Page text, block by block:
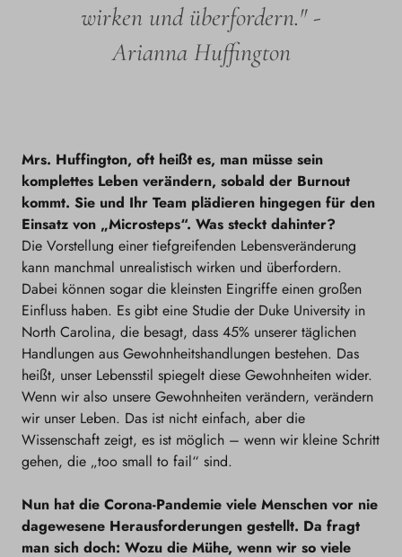
wirken und überfordern." -
Arianna Huffington
Mrs. Huffington, oft heißt es, man müsse sein
komplettes Leben verändern, sobald der Burnout
kommt. Sie und Ihr Team plädieren hingegen für den
Einsatz von „Microsteps“. Was steckt dahinter?
Die Vorstellung einer tiefgreifenden Lebensveränderung
kann manchmal unrealistisch wirken und überfordern.
Dabei können sogar die kleinsten Eingriffe einen großen
Einfluss haben. Es gibt eine Studie der Duke University in
North Carolina, die besagt, dass 45% unserer täglichen
Handlungen aus Gewohnheitshandlungen bestehen. Das
heißt, unser Lebensstil spiegelt diese Gewohnheiten wider.
Wenn wir also unsere Gewohnheiten verändern, verändern
wir unser Leben. Das ist nicht einfach, aber die
Wissenschaft zeigt, es ist möglich – wenn wir kleine Schritt
gehen, die „too small to fail“ sind.
Nun hat die Corona-Pandemie viele Menschen vor nie
dagewesene Herausforderungen gestellt. Da fragt
man sich doch: Wozu die Mühe, wenn wir so viele